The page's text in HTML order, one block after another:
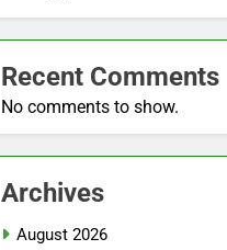
Recent Comments
No comments to show.
Archives
August 2026